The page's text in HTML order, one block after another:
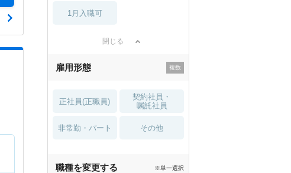
1月入職可
閉じる
雇用形態
正社員(正職員)
契約社員・
嘱託社員
非常勤・パート その他
職種を変更する ※単一選択